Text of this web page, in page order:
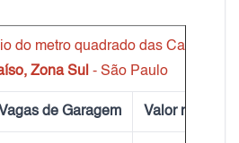
do metro quadrado das Casas
Zona Sul - São Paulo
Vagas de Garagem Valor médio m²